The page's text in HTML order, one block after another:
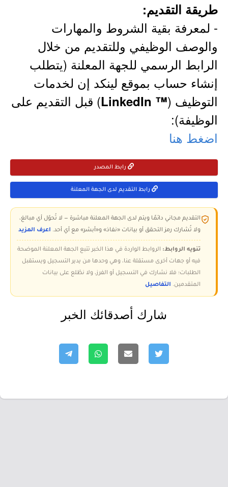
طريقة التقديم:
- لمعرفة بقية الشروط والمهارات
والوصف الوظيفي وللتقديم من خلال
الرابط الرسمي للجهة المعلنة (يتطلب
إنشاء حساب بموقع لينكد إن لخدمات
التوظيف (™ LinkedIn
) قبل التقديم على
الوظيفة):
اضغط هنا
رابط المصدر
رابط التقديم لدى الجهة المعلنة
التقديم مجاني دائمًا ويتم لدى الجهة المعلنة مباشرة — لا تُحوّل أي مبالغ،
ولا تُشارك رمز التحقق أو بيانات «نفاذ» و«أبشر» مع أي أحد. اعرف المزيد
تنويه الروابط: الروابط الواردة في هذا الخبر تتبع الجهة المعلنة الموضحة
فيه أو جهات أخرى مستقلة عنا، وهي وحدها من يدير التسجيل ويستقبل
الطلبات؛ فلا نشارك في التسجيل أو الفرز، ولا نطّلع على بيانات
المتقدمين. التفاصيل
شارك أصدقائك الخبر